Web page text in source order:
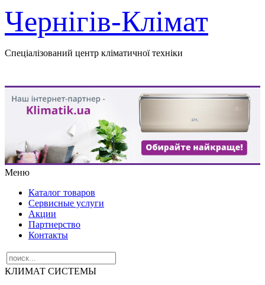
Чернігів-Клімат
Спеціалізований центр кліматичної техніки
Меню
Каталог товаров
Сервисные услуги
Акции
Партнерство
Контакты
КЛИМАТ СИСТЕМЫ